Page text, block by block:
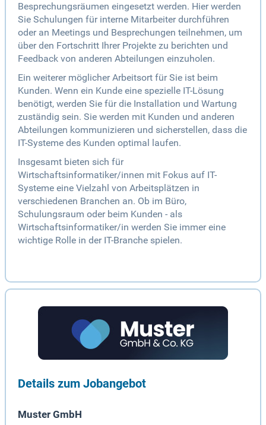
Besprechungsräumen eingesetzt werden. Hier werden
Sie Schulungen für interne Mitarbeiter durchführen
oder an Meetings und Besprechungen teilnehmen, um
über den Fortschritt Ihrer Projekte zu berichten und
Feedback von anderen Abteilungen einzuholen.
Ein weiterer möglicher Arbeitsort für Sie ist beim
Kunden. Wenn ein Kunde eine spezielle IT-Lösung
benötigt, werden Sie für die Installation und Wartung
zuständig sein. Sie werden mit Kunden und anderen
Abteilungen kommunizieren und sicherstellen, dass die
IT-Systeme des Kunden optimal laufen.
Insgesamt bieten sich für
Wirtschaftsinformatiker/innen mit Fokus auf IT-
Systeme eine Vielzahl von Arbeitsplätzen in
verschiedenen Branchen an. Ob im Büro,
Schulungsraum oder beim Kunden - als
Wirtschaftsinformatiker/in werden Sie immer eine
wichtige Rolle in der IT-Branche spielen.
Details zum Jobangebot
Muster GmbH